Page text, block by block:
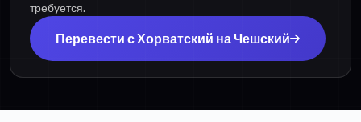
требуется.
Перевести с Хорватский на Чешский